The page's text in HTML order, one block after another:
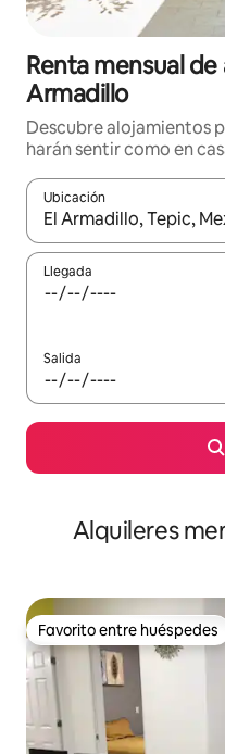
Renta mensual de
Armadillo
Descubre alojamientos
harán sentir como en
Ubicación
Cuando los resultados
Llegada
Salida
Alquileres
Favorito entre huéspedes
Favorito entre huéspedes